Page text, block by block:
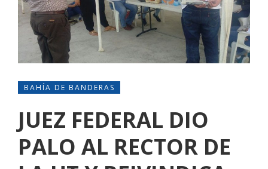
BAHÍA DE BANDERAS
JUEZ FEDERAL DIO
PALO AL RECTOR DE